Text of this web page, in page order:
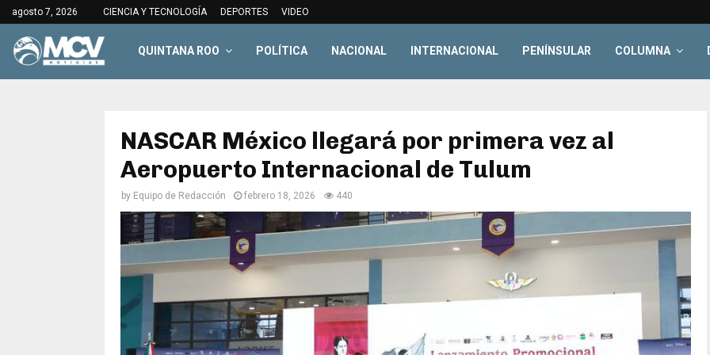
agosto 7, 2026 CIENCIA Y TECNOLOGÍA DEPORTES VIDEO
QUINTANA ROO POLÍTICA NACIONAL INTERNACIONAL PENÍNSULAR COLUMNA
NASCAR México llegará por primera vez al
Aeropuerto Internacional de Tulum
by Equipo de Redacción febrero 18, 2026 440